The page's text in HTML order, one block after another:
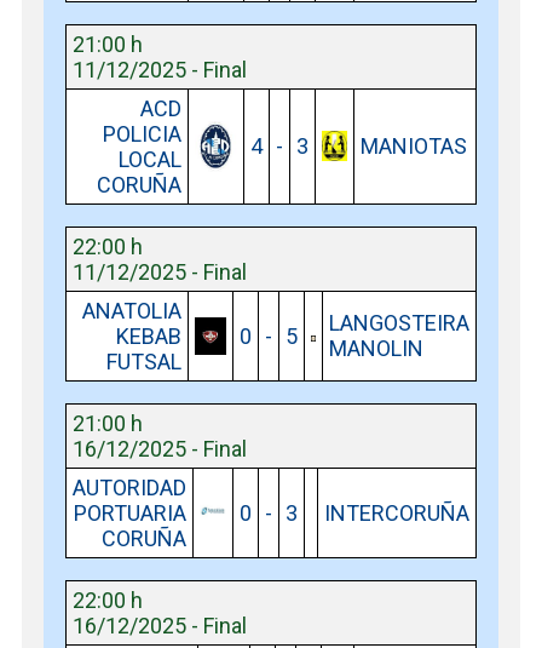
21:00 h
11/12/2025 - Final
ACD
POLICIA
LOCAL
CORUÑA
4 - 3 MANIOTAS
22:00 h
11/12/2025 - Final
ANATOLIA
KEBAB
FUTSAL
0 - 5
LANGOSTEIRA
MANOLIN
21:00 h
16/12/2025 - Final
AUTORIDAD
PORTUARIA
CORUÑA
0 - 3 INTERCORUÑA
22:00 h
16/12/2025 - Final